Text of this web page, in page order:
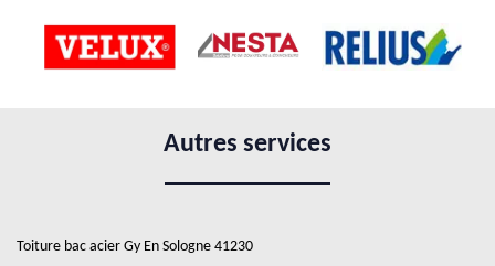
Autres services
Toiture bac acier Gy En Sologne 41230